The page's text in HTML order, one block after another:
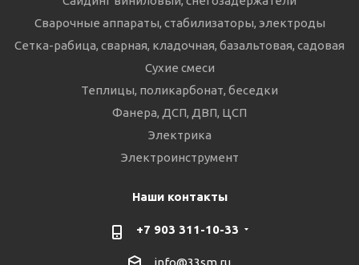
Сварочные аппараты, стабилизаторы, электроды
Сетка-рабица, сварная, кладочная, базальтовая, садовая
Сухие смеси
Теплицы, поликарбонат, беседки
Фанера, ДСП, ДВП, ЦСП
Электрика
Электроинструмент
Наши контакты
+7 903 311-10-33
info@33sm.ru